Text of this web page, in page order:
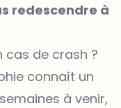
redescendre à
cas de crash ?
connaît un
à venir,